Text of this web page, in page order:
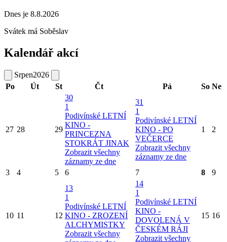
Dnes je 8.8.2026
Svátek má Soběslav
Kalendář akcí
Srpen2026
Po
Út St Čt Pá So Ne
27 28 29
30
1
Podivínské LETNÍ
KINO -
PRINCEZNA
STOKRÁT JINAK
Zobrazit všechny
záznamy ze dne
31
1
Podivínské LETNÍ
KINO - PO
VEČERCE
Zobrazit všechny
záznamy ze dne
1 2
3 4 5 6 7 8 9
10 11 12
13
1
Podivínské LETNÍ
KINO - ZROZENÍ
ALCHYMISTKY
Zobrazit všechny
14
1
Podivínské LETNÍ
KINO -
DOVOLENÁ V
ČESKÉM RÁJI
Zobrazit všechny
15 16